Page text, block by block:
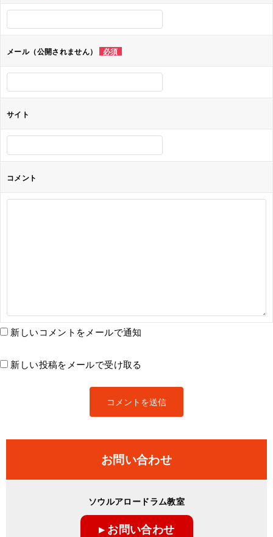
シ
ョ
ン
メール（公開されません） 必須
サイト
コメント
新しいコメントをメールで通知
新しい投稿をメールで受け取る
お問い合わせ
ソウルアロードラム教室
▸ お問い合わせ